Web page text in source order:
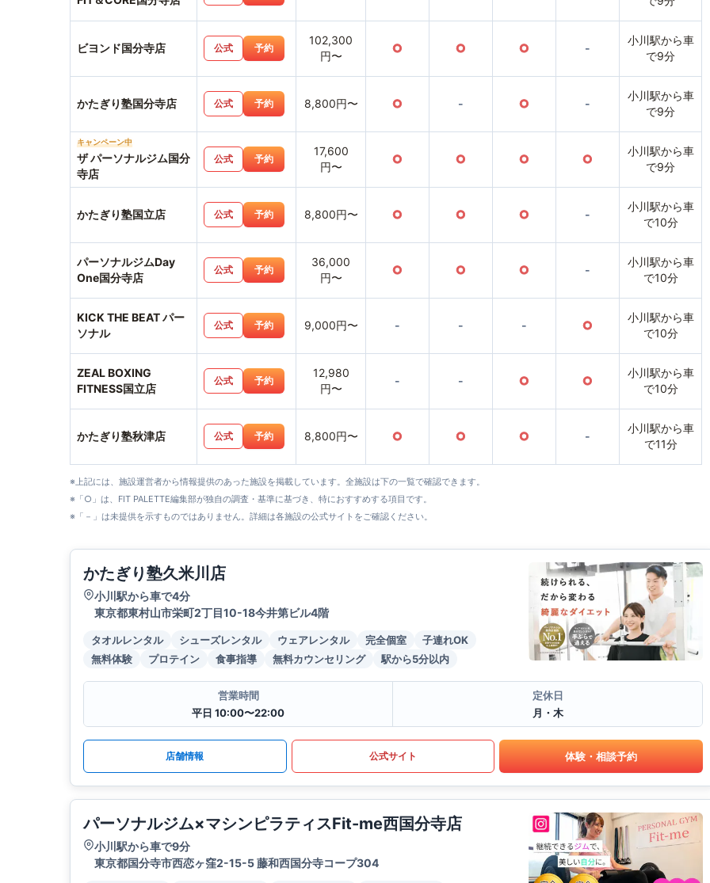
ビヨンド国分寺店 公式 予約
102,300
円〜
○ ○ ○ -
小川駅から車
で9分
かたぎり塾国分寺店 公式 予約 8,800円〜 ○ - ○ -
小川駅から車
で9分
キャンペーン中
ザ パーソナルジム国分
寺店
公式 予約
17,600
円〜
○ ○ ○ ○
小川駅から車
で9分
かたぎり塾国立店 公式 予約 8,800円〜 ○ ○ ○ -
小川駅から車
で10分
パーソナルジムDay
One国分寺店
公式 予約
36,000
円〜
○ ○ ○ -
小川駅から車
で10分
KICK THE BEAT パー
ソナル
公式 予約 9,000円〜 - - - ○
小川駅から車
で10分
ZEAL BOXING
FITNESS国立店
公式 予約
12,980
円〜
- - ○ ○
小川駅から車
で10分
かたぎり塾秋津店 公式 予約 8,800円〜 ○ ○ ○ -
小川駅から車
で11分
※上記には、施設運営者から情報提供のあった施設を掲載しています。全施設は下の一覧で確認できます。
※「○」は、FIT PALETTE編集部が独自の調査・基準に基づき、特におすすめする項目です。
※「－」は未提供を示すものではありません。詳細は各施設の公式サイトをご確認ください。
かたぎり塾久米川店
小川駅から車で4分
東京都東村山市栄町2丁目10-18今井第ビル4階
タオルレンタル シューズレンタル ウェアレンタル 完全個室
子連れOK
無料体験
プロテイン 食事指導 無料カウンセリング 駅から5分以内
営業時間
平日 10:00〜22:00
定休日
月・木
店舗情報 公式サイト 体験・相談予約
パーソナルジム×マシンピラティスFit-me西国分寺店
小川駅から車で9分
東京都国分寺市西恋ヶ窪2-15-5 藤和西国分寺コープ304